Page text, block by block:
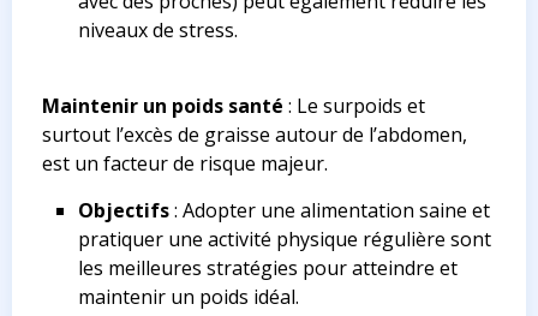
niveaux de stress.
Maintenir un poids santé : Le surpoids et
surtout l’excès de graisse autour de l’abdomen,
est un facteur de risque majeur.
Objectifs: Adopter une alimentation saine et
pratiquer une activité physique régulière sont
les meilleures stratégies pour atteindre et
maintenir un poids idéal.